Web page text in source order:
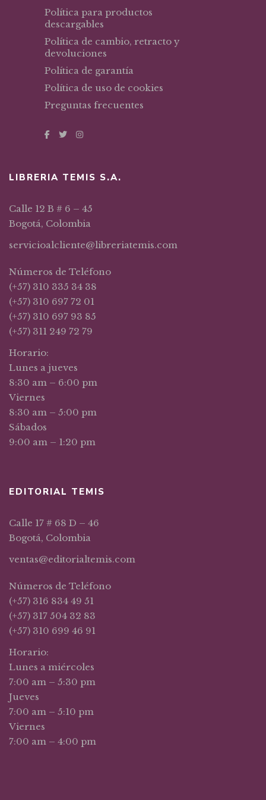
Política para productos
descargables
Política de cambio, retracto y
devoluciones
Política de garantía
Política de uso de cookies
Preguntas frecuentes
LIBRERIA TEMIS S.A.
Calle 12 B # 6 – 45
Bogotá, Colombia
servicioalcliente@libreriatemis.com
Números de Teléfono
(+57) 310 335 34 38
(+57) 310 697 72 01
(+57) 310 697 93 85
(+57) 311 249 72 79
Horario:
Lunes a jueves
8:30 am – 6:00 pm
Viernes
8:30 am – 5:00 pm
Sábados
9:00 am – 1:20 pm
EDITORIAL TEMIS
Calle 17 # 68 D – 46
Bogotá, Colombia
ventas@editorialtemis.com
Números de Teléfono
(+57) 316 834 49 51
(+57) 317 504 32 83
(+57) 310 699 46 91
Horario:
Lunes a miércoles
7:00 am – 5:30 pm
Jueves
7:00 am – 5:10 pm
Viernes
7:00 am – 4:00 pm